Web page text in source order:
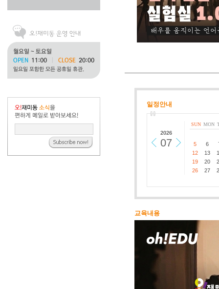
일정안내
2026
07
SUN MON
5 6
12
13
19
20
26
27
교육내용